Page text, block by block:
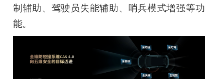
制辅助、驾驶员失能辅助、哨兵模式增强等功
能。